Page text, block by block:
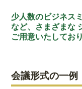
少人数のビジネス
など、さまざまな
ご用意いたしてお
会議形式の一例